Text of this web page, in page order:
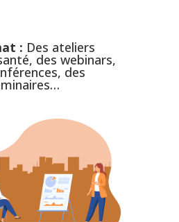
: Des ateliers
des webinars,
des